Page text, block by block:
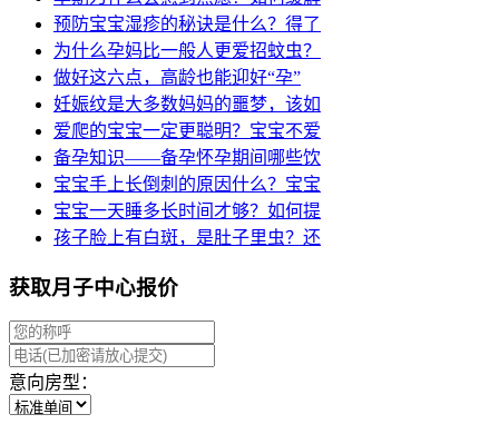
预防宝宝湿疹的秘诀是什么？得了
为什么孕妈比一般人更爱招蚊虫？
做好这六点，高龄也能迎好“孕”
妊娠纹是大多数妈妈的噩梦，该如
爱爬的宝宝一定更聪明？宝宝不爱
备孕知识——备孕怀孕期间哪些饮
宝宝手上长倒刺的原因什么？宝宝
宝宝一天睡多长时间才够？如何提
孩子脸上有白斑，是肚子里虫？还
获取月子中心报价
意向房型：